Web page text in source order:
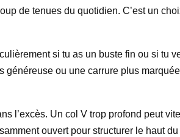
de tenues du quotidien. C’est un
si tu as un buste fin ou si tu
généreuse ou une carrure plus
l’excès. Un col V trop profond peut
ouvert pour structurer le haut